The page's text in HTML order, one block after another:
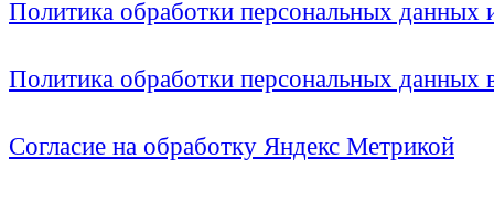
Политика обработки персональных
Политика обработки персональных
Согласие на обработку Яндекс Метрикой